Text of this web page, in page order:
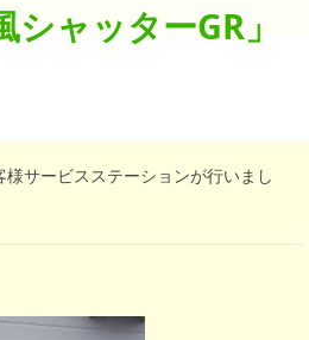
客様の声
お知らせ
シャッターGR」
サービスステーションが行いまし